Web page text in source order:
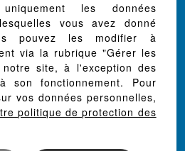
(33220)
les données
vous avez donné
pouvez les modifier à
via la rubrique "Gérer les
site, à l'exception des
son fonctionnement. Pour
vos données personnelles,
politique de protection des